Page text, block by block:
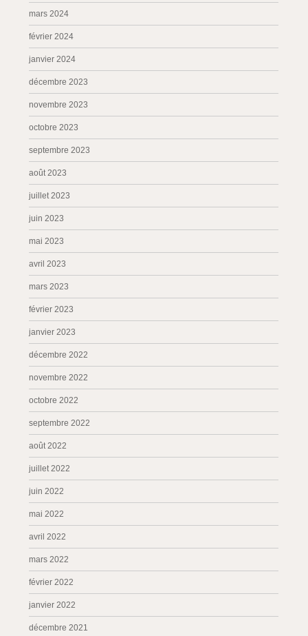
mars 2024
février 2024
janvier 2024
décembre 2023
novembre 2023
octobre 2023
septembre 2023
août 2023
juillet 2023
juin 2023
mai 2023
avril 2023
mars 2023
février 2023
janvier 2023
décembre 2022
novembre 2022
octobre 2022
septembre 2022
août 2022
juillet 2022
juin 2022
mai 2022
avril 2022
mars 2022
février 2022
janvier 2022
décembre 2021